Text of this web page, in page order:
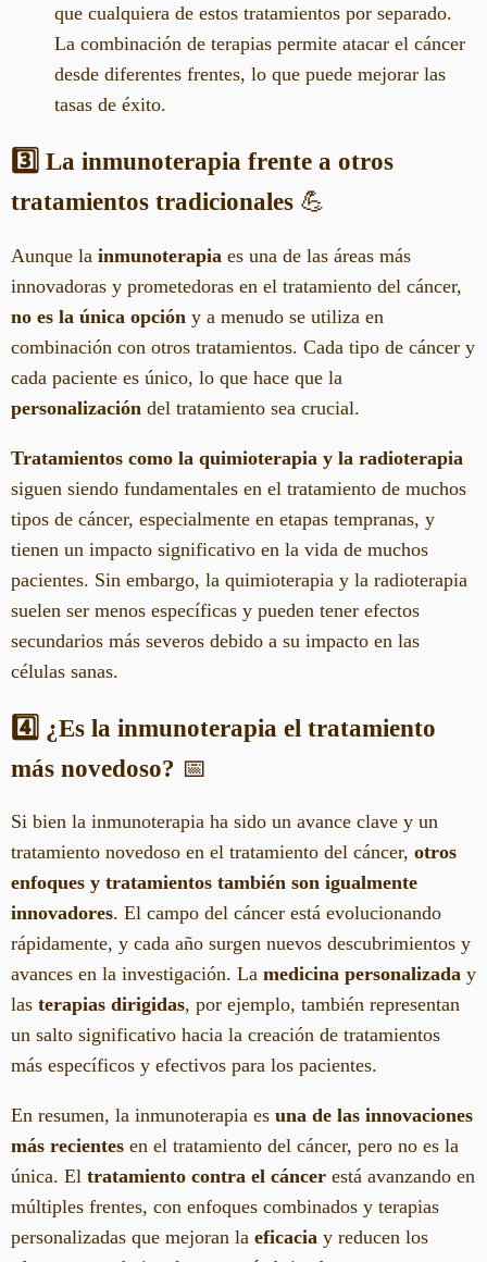
que cualquiera de estos tratamientos por separado.
La combinación de terapias permite atacar el cáncer
desde diferentes frentes, lo que puede mejorar las
tasas de éxito.
3️⃣ La inmunoterapia frente a otros
tratamientos tradicionales 💪
Aunque la inmunoterapia es una de las áreas más
innovadoras y prometedoras en el tratamiento del cáncer,
no es la única opción y a menudo se utiliza en
combinación con otros tratamientos. Cada tipo de cáncer y
cada paciente es único, lo que hace que la
personalización del tratamiento sea crucial.
Tratamientos como la quimioterapia y la radioterapia
siguen siendo fundamentales en el tratamiento de muchos
tipos de cáncer, especialmente en etapas tempranas, y
tienen un impacto significativo en la vida de muchos
pacientes. Sin embargo, la quimioterapia y la radioterapia
suelen ser menos específicas y pueden tener efectos
secundarios más severos debido a su impacto en las
células sanas.
4️⃣ ¿Es la inmunoterapia el tratamiento
más novedoso? 📅
Si bien la inmunoterapia ha sido un avance clave y un
tratamiento novedoso en el tratamiento del cáncer, otros
enfoques y tratamientos también son igualmente
innovadores. El campo del cáncer está evolucionando
rápidamente, y cada año surgen nuevos descubrimientos y
avances en la investigación. La medicina personalizada y
las terapias dirigidas, por ejemplo, también representan
un salto significativo hacia la creación de tratamientos
más específicos y efectivos para los pacientes.
En resumen, la inmunoterapia es una de las innovaciones
más recientes en el tratamiento del cáncer, pero no es la
única. El tratamiento contra el cáncer está avanzando en
múltiples frentes, con enfoques combinados y terapias
personalizadas que mejoran la eficacia y reducen los